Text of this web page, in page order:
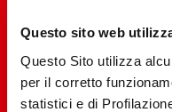
Questo sito web
Questo Sito utilizza
per il corretto
statistici e di
100 ANNI DI